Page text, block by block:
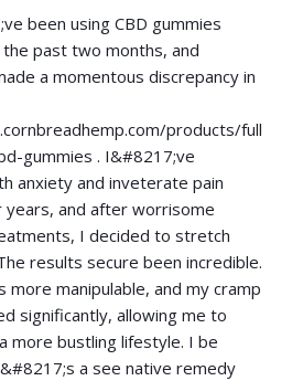
been using CBD gummies
past two months, and
a momentous discrepancy in
products/full
gummies . I&#8217;ve
anxiety and inveterate pain
years, and after worrisome
I decided to stretch
results secure been incredible.
more manipulable, and my cramp
significantly, allowing me to
more bustling lifestyle. I be
a see native remedy